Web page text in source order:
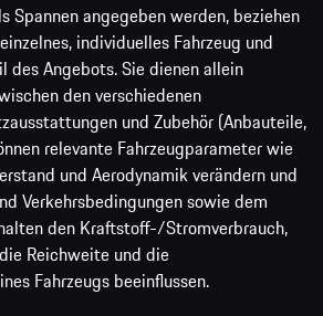
Spannen angegeben werden, beziehen
individuelles Fahrzeug und
Angebots. Sie dienen allein
den verschiedenen
und Zubehör (Anbauteile,
relevante Fahrzeugparameter wie
und Aerodynamik verändern und
Verkehrsbedingungen sowie dem
den Kraftstoff-/Stromverbrauch,
Reichweite und die
Fahrzeugs beeinflussen.